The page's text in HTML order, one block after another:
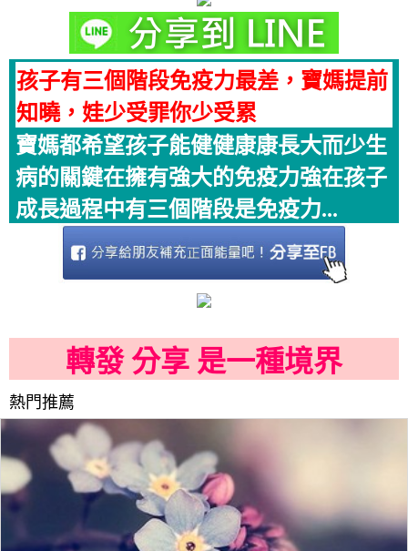
孩子有三個階段免疫力最差，寶媽提前
知曉，娃少受罪你少受累
寶媽都希望孩子能健健康康長大而少生
病的關鍵在擁有強大的免疫力強在孩子
成長過程中有三個階段是免疫力...
轉發 分享 是一種境界
熱門推薦